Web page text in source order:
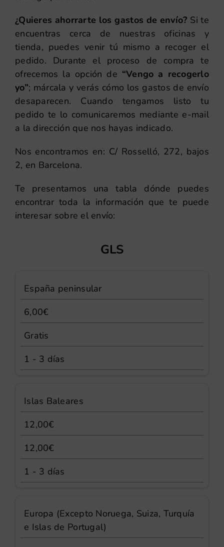
¿Quieres ahorrarte los gastos de envío? Si te
encuentras cerca de nuestras oficinas y
tienda, puedes venir tú mismo a recoger el
pedido. Durante el proceso de compra te
ofrecemos la opción de “Vengo a recogerlo
yo”; márcala y verás cómo los gastos de envío
desaparecen. Cuando tengamos listo tu
pedido te lo comunicaremos mediante e-mail
a la dirección que nos hayas indicado.
Nos encontramos en: C/ Rosselló, 272, bajos
2, en Barcelona.
Te presentamos una tabla dónde puedes
encontrar toda la información que te puede
interesar sobre el envío:
GLS
España peninsular
6,00€
Gratis
1 - 3 días
Islas Baleares
12,00€
12,00€
1 - 3 días
Europa (Excepto Noruega, Suiza, Turquía
e Islas de Portugal)